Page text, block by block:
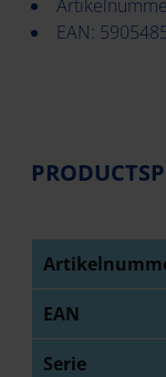
EAN:
EAN
Serie